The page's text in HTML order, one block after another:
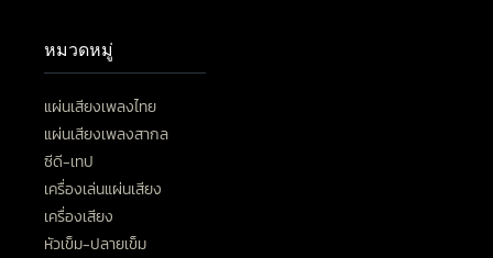
หมวดหมู่
แผ่นเสียงเพลงไทย
แผ่นเสียงเพลงสากล
ซีดี-เทป
เครื่องเล่นแผ่นเสียง
เครื่องเสียง
หัวเข็ม-ปลายเข็ม